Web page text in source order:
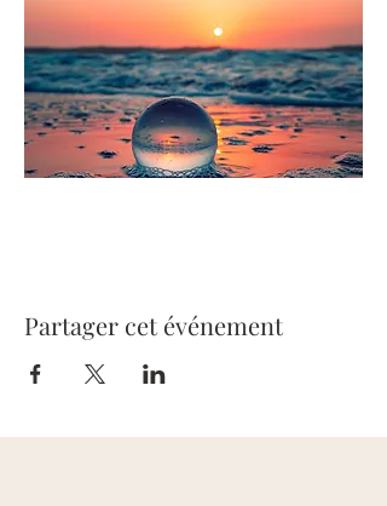
Partager cet événement